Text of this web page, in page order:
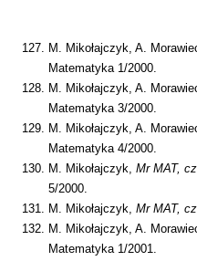
M. Mikołajczyk, A.
Matematyka 1/2000.
M. Mikołajczyk, A.
Matematyka 3/2000.
M. Mikołajczyk, A.
Matematyka 4/2000.
M. Mikołajczyk, Mr MAT,
5/2000.
M. Mikołajczyk, Mr MAT,
M. Mikołajczyk, A.
Matematyka 1/2001.